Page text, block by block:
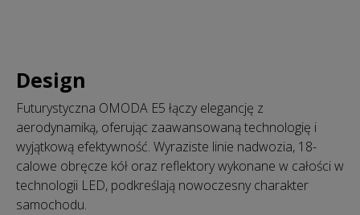
Design
Futurystyczna OMODA E5 łączy elegancję z
aerodynamiką, oferując zaawansowaną technologię i
wyjątkową efektywność. Wyraziste linie nadwozia, 18-
calowe obręcze kół oraz reflektory wykonane w całości w
technologii LED, podkreślają nowoczesny charakter
samochodu.